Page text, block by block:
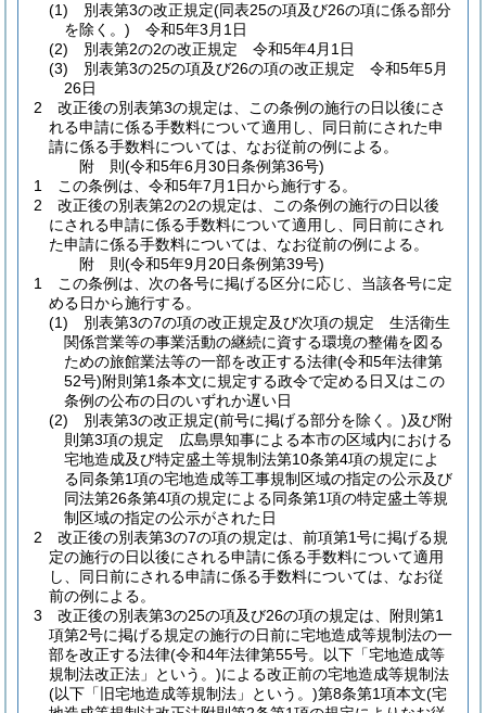
(1)
別表第3の改正規定(同表25の項及び26の項に係る部分
を除く。) 令和5年3月1日
(2)
別表第2の2の改正規定 令和5年4月1日
(3)
別表第3の25の項及び26の項の改正規定 令和5年5月
26日
2
改正後の別表第3の規定は、この条例の施行の日以後にさ
れる申請に係る手数料について適用し、同日前にされた申
請に係る手数料については、なお従前の例による。
附 則(令和5年6月30日条例第36号)
1
この条例は、令和5年7月1日から施行する。
2
改正後の別表第2の2の規定は、この条例の施行の日以後
にされる申請に係る手数料について適用し、同日前にされ
た申請に係る手数料については、なお従前の例による。
附 則(令和5年9月20日条例第39号)
1
この条例は、次の各号に掲げる区分に応じ、当該各号に定
める日から施行する。
(1)
別表第3の7の項の改正規定及び次項の規定 生活衛生
関係営業等の事業活動の継続に資する環境の整備を図る
ための旅館業法等の一部を改正する法律(令和5年法律第
52号)附則第1条本文に規定する政令で定める日又はこの
条例の公布の日のいずれか遅い日
(2)
別表第3の改正規定(前号に掲げる部分を除く。)及び附
則第3項の規定 広島県知事による本市の区域内における
宅地造成及び特定盛土等規制法第10条第4項の規定によ
る同条第1項の宅地造成等工事規制区域の指定の公示及び
同法第26条第4項の規定による同条第1項の特定盛土等規
制区域の指定の公示がされた日
2
改正後の別表第3の7の項の規定は、前項第1号に掲げる規
定の施行の日以後にされる申請に係る手数料について適用
し、同日前にされる申請に係る手数料については、なお従
前の例による。
3
改正後の別表第3の25の項及び26の項の規定は、附則第1
項第2号に掲げる規定の施行の日前に宅地造成等規制法の一
部を改正する法律(令和4年法律第55号。以下「宅地造成等
規制法改正法」という。)による改正前の宅地造成等規制法
(以下「旧宅地造成等規制法」という。)第8条第1項本文(宅